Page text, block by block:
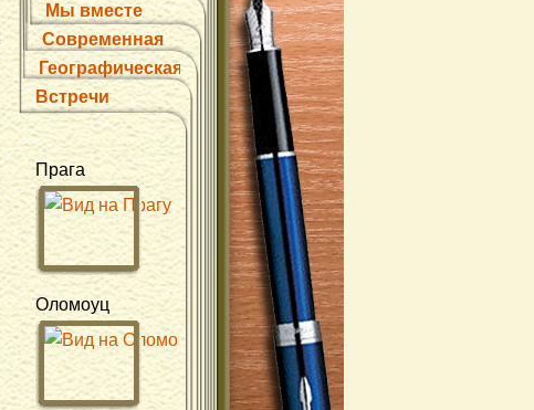
Мы вместе
Современная
Географическая
Встречи
Прага
Оломоуц